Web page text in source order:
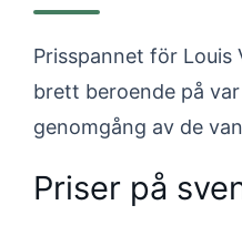
Prisspannet för
brett beroende på
genomgång av de
Priser på